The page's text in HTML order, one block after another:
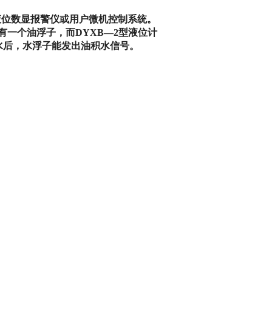
显报警仪或用户微机控制系统。
一个油浮子，而DYXB—2型液位计
，水浮子能发出油积水信号。